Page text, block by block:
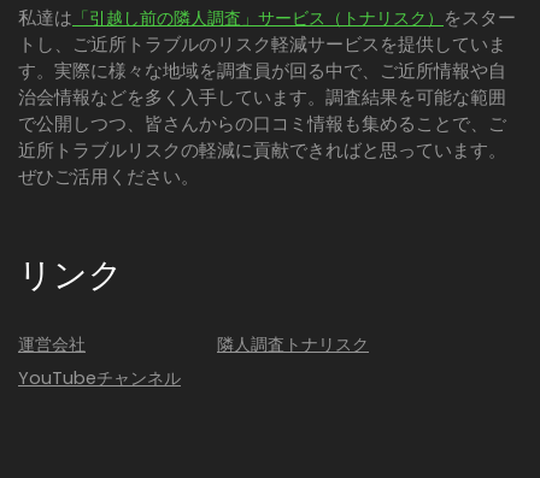
私達は 「引越し前の隣人調査」サービス（トナリスク） をスター
トし、ご近所トラブルのリスク軽減サービスを提供していま
す。実際に様々な地域を調査員が回る中で、ご近所情報や自
治会情報などを多く入手しています。調査結果を可能な範囲
で公開しつつ、皆さんからの口コミ情報も集めることで、ご
近所トラブルリスクの軽減に貢献できればと思っています。
ぜひご活用ください。
リンク
運営会社
YouTubeチャンネル
隣人調査トナリスク